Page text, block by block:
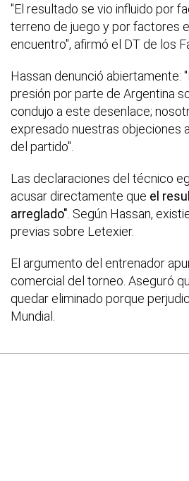
"El resultado se vio influido por
terreno de juego y por factores
encuentro", afirmó el DT de los
Hassan denunció abiertamente:
presión por parte de Argentina
condujo a este desenlace;
expresado nuestras objeciones
del partido".
Las declaraciones del técnico
acusar directamente que el
arreglado" . Según Hassan,
previas sobre Letexier.
El argumento del entrenador
comercial del torneo. Aseguró
quedar eliminado porque
Mundial.